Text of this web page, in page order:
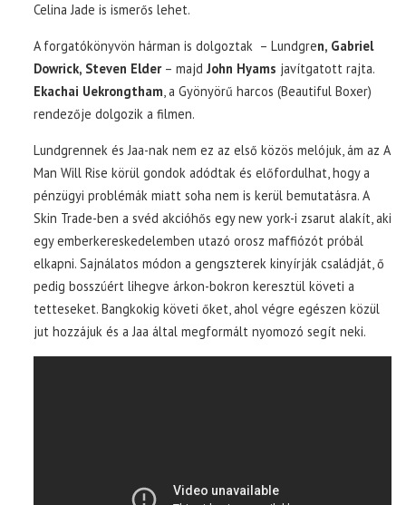
Celina Jade is ismerős lehet.
A forgatókönyvön hárman is dolgoztak – Lundgren, Gabriel
Dowrick, Steven Elder– majd John Hyams javítgatott rajta.
Ekachai Uekrongtham, a Gyönyörű harcos (Beautiful Boxer)
rendezője dolgozik a filmen.
Lundgrennek és Jaa-nak nem ez az első közös melójuk, ám az A
Man Will Rise körül gondok adódtak és előfordulhat, hogy a
pénzügyi problémák miatt soha nem is kerül bemutatásra. A
Skin Trade-ben a svéd akcióhős egy new york-i zsarut alakít, aki
egy emberkereskedelemben utazó orosz maffiózót próbál
elkapni. Sajnálatos módon a gengszterek kinyírják családját, ő
pedig bosszúért lihegve árkon-bokron keresztül követi a
tetteseket. Bangkokig követi őket, ahol végre egészen közül
jut hozzájuk és a Jaa által megformált nyomozó segít neki.